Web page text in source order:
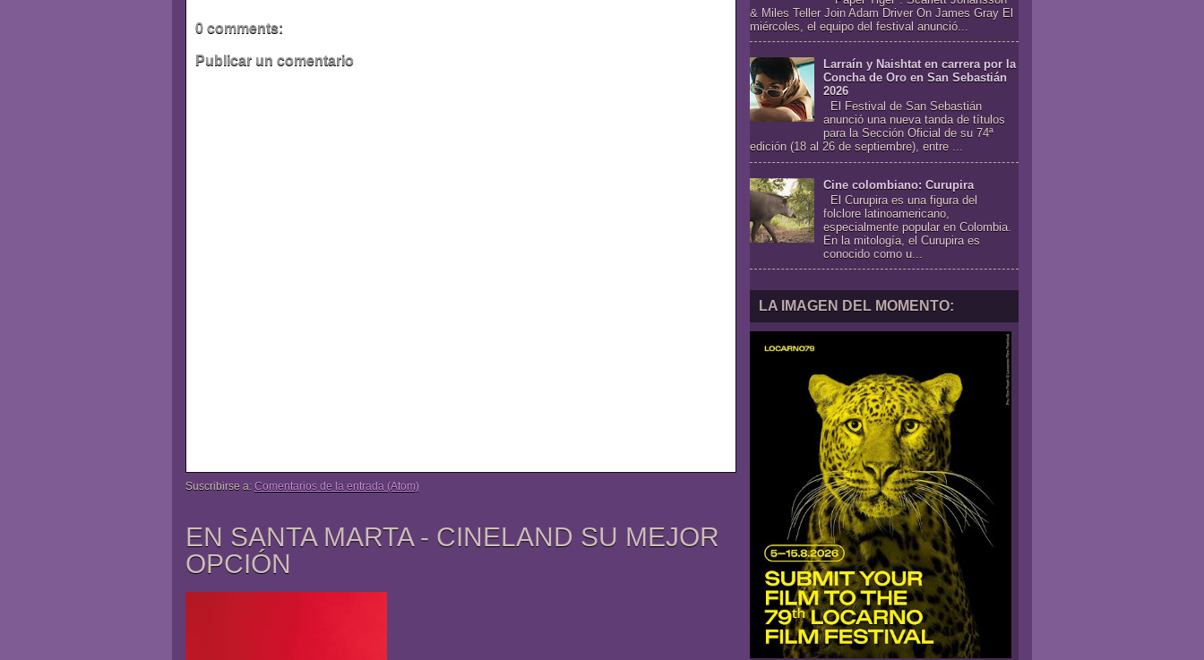
0 comments:
Publicar un comentario
Suscribirse a: Comentarios de la entrada (Atom)
EN SANTA MARTA - CINELAND SU MEJOR
OPCIÓN
& Miles Teller Join Adam Driver On James Gray El
miércoles, el equipo del festival anunció...
Larraín y Naishtat en carrera por la
Concha de Oro en San Sebastián
2026
El Festival de San Sebastián
anunció una nueva tanda de títulos
para la Sección Oficial de su 74ª
edición (18 al 26 de septiembre), entre ...
Cine colombiano: Curupira
El Curupira es una figura del
folclore latinoamericano,
especialmente popular en Colombia.
En la mitología, el Curupira es
conocido como u...
LA IMAGEN DEL MOMENTO: